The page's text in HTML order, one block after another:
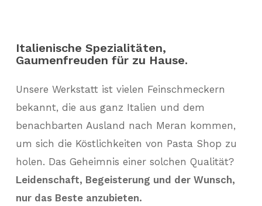
Italienische Spezialitäten,
Gaumenfreuden für zu Hause.
Unsere Werkstatt ist vielen Feinschmeckern
bekannt, die aus ganz Italien und dem
benachbarten Ausland nach Meran kommen,
um sich die Köstlichkeiten von Pasta Shop zu
holen. Das Geheimnis einer solchen Qualität?
Leidenschaft, Begeisterung und der Wunsch,
nur das Beste anzubieten.